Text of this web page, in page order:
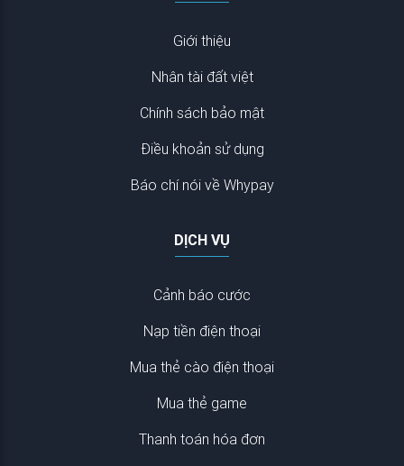
Giới thiệu
Nhân tài đất việt
Chính sách bảo mật
Điều khoản sử dụng
Báo chí nói về Whypay
DỊCH VỤ
Cảnh báo cước
Nạp tiền điện thoại
Mua thẻ cào điện thoại
Mua thẻ game
Thanh toán hóa đơn